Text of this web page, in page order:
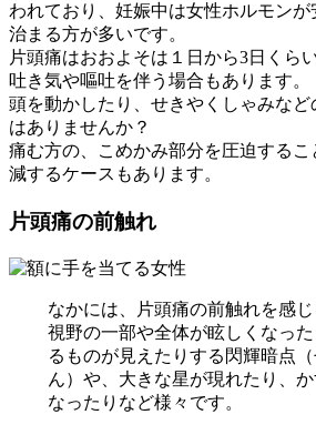
われており、妊娠中は女性ホルモン
治まる方が多いです。
片頭痛はおおよそは１日から3日くら
吐き気や嘔吐を伴う場合もあります。
頭を動かしたり、せきやくしゃみな
はありませんか？
痛む方の、こめかみ部分を圧迫する
減するケースもあります。
片頭痛の前触れ
なかには、片頭痛の前触れを感じ
視野の一部や全体が眩しくなっ
るものが見えたりする閃輝暗点
ん）や、大きな星が現れたり、か
なったりなど様々です。